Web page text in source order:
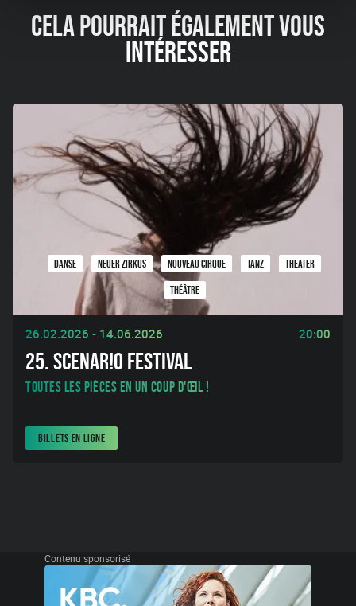
CELA POURRAIT ÉGALEMENT VOUS
INTÉRESSER
DANSE NEUER ZIRKUS NOUVEAU CIRQUE TANZ THEATER
THÉÂTRE
26.02.2026 - 14.06.2026 20:00
25. SCENAR!O FESTIVAL
Toutes les pièces en un coup d'œil !
BILLETS EN LIGNE
Contenu sponsorisé